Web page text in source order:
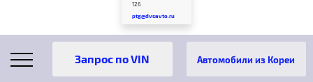
126
ptg@dvsavto.ru
Автомобили из Кореи